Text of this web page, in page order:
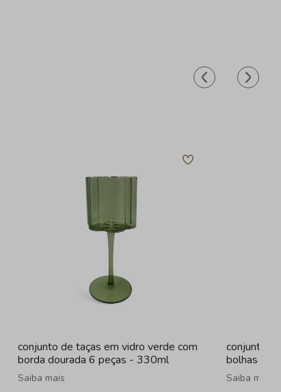
conjunto de taças em vidro verde com
borda dourada 6 peças - 330ml
Saiba mais
conjunto
bolhas
Saiba mais